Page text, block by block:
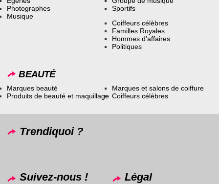
Photographes
Musique
Sportifs
Coiffeurs célèbres
Familles Royales
Hommes d’affaires
Politiques
BEAUTÉ
Marques beauté
Produits de beauté et maquillage
Marques et salons de coiffure
Coiffeurs célèbres
Trendiquoi ?
Suivez-nous ! Légal